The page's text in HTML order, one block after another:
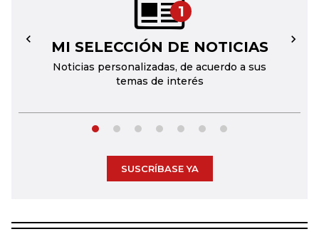
1
MI SELECCIÓN DE NOTICIAS
Noticias personalizadas, de acuerdo a sus
temas de interés
← →
SUSCRÍBASE YA